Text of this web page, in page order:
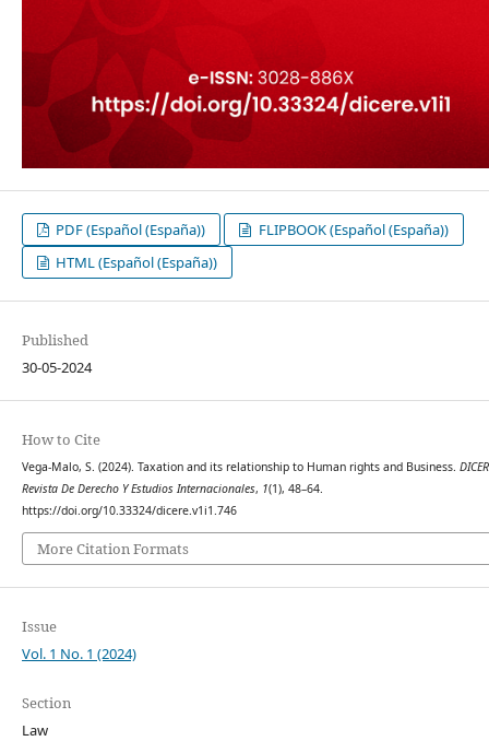
PDF (Español (España))
FLIPBOOK (Español (España))
HTML (Español (España))
Published
30-05-2024
How to Cite
Vega-Malo, S. (2024). Taxation and its relationship to Human rights and Business.
Revista De Derecho Y Estudios Internacionales, 1(1), 48–64.
https://doi.org/10.33324/dicere.v1i1.746
More Citation Formats
Issue
Vol. 1 No. 1 (2024)
Section
Law